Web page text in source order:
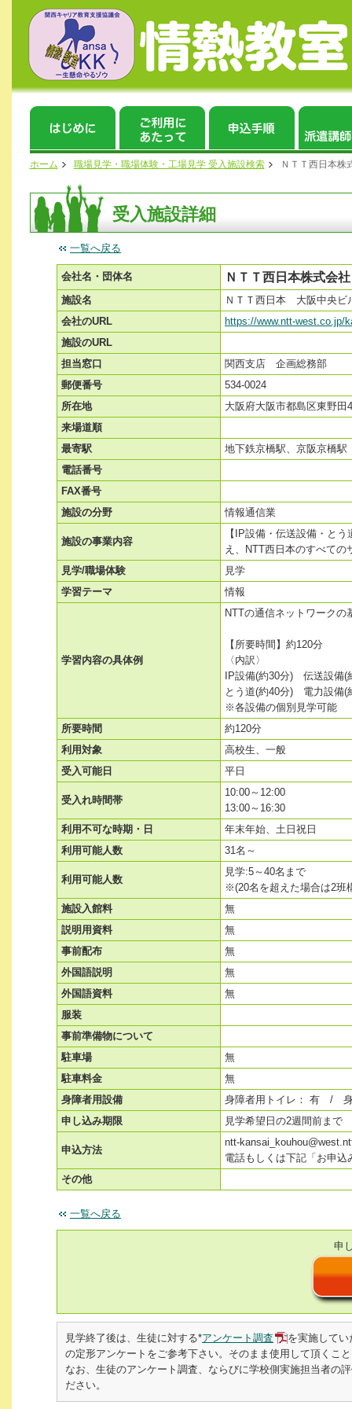
ホーム 職場見学・職場体験・工場見学 受入施設検索 ＮＴＴ西日本
受入施設詳細
一覧へ戻る
会社名・団体名 ＮＴＴ西日本株式会
施設名
ＮＴＴ西日本 大阪中央ビ
会社のURL
https://www.ntt-west.co.jp/
施設のURL
担当窓口
関西支店 企画総務部
郵便番号
534-0024
所在地
大阪府大阪市都島区東野田
来場道順
最寄駅
地下鉄京橋駅、京阪京橋駅
電話番号
FAX番号
施設の分野
情報通信業
施設の事業内容
【IP設備・伝送設備・と
え、NTT西日本のすべて
見学/職場体験
見学
学習テーマ
情報
学習内容の具体例
NTTの通信ネットワーク
【所要時間】約120分
〈内訳〉
IP設備(約30分) 伝送設備(
とう道(約40分) 電力設備(
※各設備の個別見学可能
所要時間
約120分
利用対象
高校生、一般
受入可能日
平日
受入れ時間帯
10:00～12:00
13:00～16:30
利用不可な時期・日
年末年始、土日祝日
利用可能人数
31名～
利用可能人数
見学:5～40名まで
※(20名を超えた場合は2班
施設入館料
無
説明用資料
無
事前配布
無
外国語説明
無
外国語資料
無
服装
事前準備物について
駐車場
無
駐車料金
無
身障者用設備
身障者用トイレ： 有 /
申し込み期限
見学希望日の2週間前まで
申込方法
ntt-
電話もしくは下記「お申
その他
一覧へ戻る
申
見学終了後は、生徒に対する*アンケート調査
を実施して
の定形アンケートをご参考下さい。そのまま使用して頂くこ
なお、生徒のアンケート調査、ならびに学校側実施担当者の
ださい。